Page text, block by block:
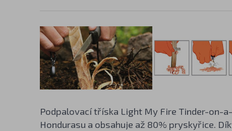
Podpalovací tříska Light My Fire Tinder-on-
Hondurasu a obsahuje až 80% pryskyřice.